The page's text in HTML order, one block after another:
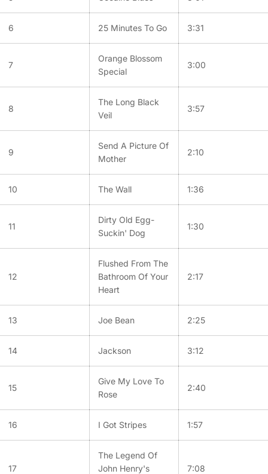
6 25 Minutes To Go 3:31
7
Orange Blossom
Special
3:00
8
The Long Black
Veil
3:57
9
Send A Picture Of
Mother
2:10
10 The Wall 1:36
11
Dirty Old Egg-
Suckin' Dog
1:30
12
Flushed From The
Bathroom Of Your
Heart
2:17
13 Joe Bean 2:25
14 Jackson 3:12
15
Give My Love To
Rose
2:40
16 I Got Stripes 1:57
17
The Legend Of
John Henry's
7:08